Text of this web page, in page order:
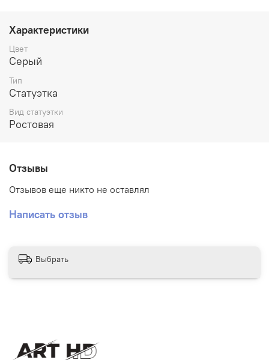
Характеристики
Цвет
Серый
Тип
Статуэтка
Вид статуэтки
Ростовая
Отзывы
Отзывов еще никто не оставлял
Написать отзыв
Выбрать